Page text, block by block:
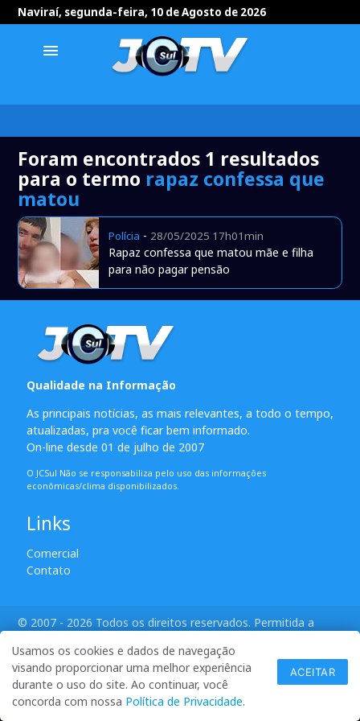
Naviraí, segunda-feira, 10 de Agosto de 2026
menu
Foram encontrados 1 resultados
para o termo rapaz confessa que
matou
Polícia - 28/05/2025 17h01min
Rapaz confessa que matou mãe e filha
para não pagar pensão
Qualidade na Informação
As principais notícias, as mais relevantes, a todo o tempo,
atualizadas, pra você ficar bem informado.
On-line desde 01 de julho de 2007
O JCSul Não se responsabiliza pelo uso das informações
econômicas/clima disponibilizados.
Links
Comercial
Contato
© 2007 - 2026 Todos os direitos reservados. Permitida a
desenvolvido por ANSIM
Usamos os cookies e dados de navegação
visando proporcionar uma melhor experiência
durante o uso do site. Ao continuar, você
concorda com nossa Política de Privacidade.
ACEITAR